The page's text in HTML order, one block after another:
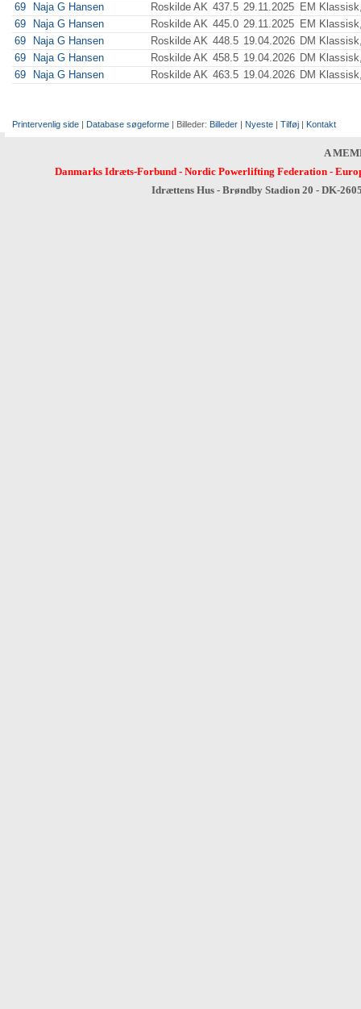
69
Naja G Hansen Roskilde AK 437.5 29.11.2025 EM
69
Naja G Hansen Roskilde AK 445.0 29.11.2025 EM
69
Naja G Hansen Roskilde AK 448.5 19.04.2026 DM
69
Naja G Hansen Roskilde AK 458.5 19.04.2026 DM
69
Naja G Hansen Roskilde AK 463.5 19.04.2026 DM
Printervenlig side | Database søgeforme | Billeder: Billeder | Nyeste | Tilføj | Kontakt
A
Danmarks Idræts-Forbund- Nordic Powerlifting Federation-
Idrættens Hus - Brøndby Stadion 20 - DK-